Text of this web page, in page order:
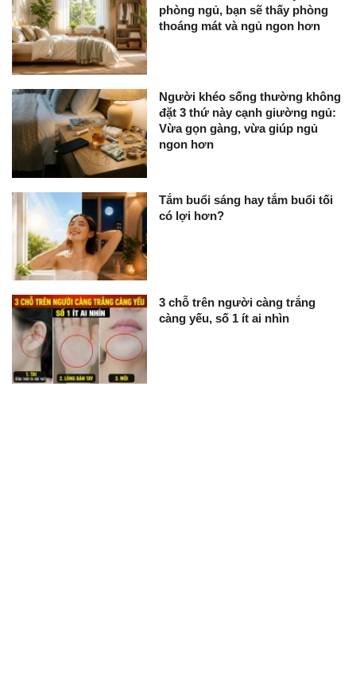
phòng ngủ, bạn sẽ thấy phòng
thoáng mát và ngủ ngon hơn
Người khéo sống thường không
đặt 3 thứ này cạnh giường ngủ:
Vừa gọn gàng, vừa giúp ngủ
ngon hơn
Tắm buổi sáng hay tắm buổi tối
có lợi hơn?
3 chỗ trên người càng trắng
càng yếu, số 1 ít ai nhìn